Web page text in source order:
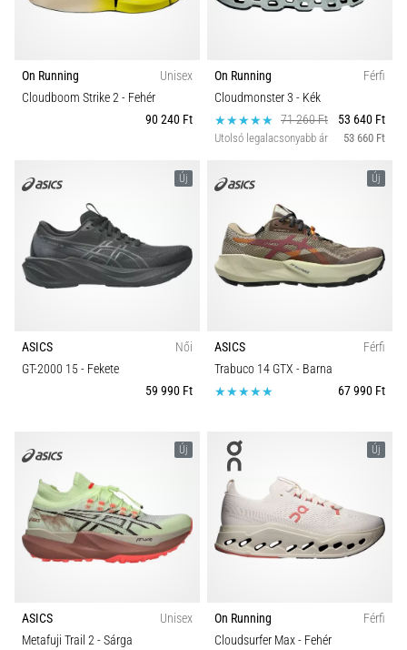
On Running
Unisex
Cloudboom Strike 2- Fehér
90 240 Ft
On Running
Férfi
Cloudmonster 3 - Kék
71 260 Ft
53 640 Ft
Utolsó legalacsonyabb ár 53 660 Ft
Új
ASICS
Női
GT-2000 15- Fekete
59 990 Ft
Új
ASICS
Férfi
Trabuco 14 GTX - Barna
67 990 Ft
Új
ASICS
Unisex
Metafuji Trail 2- Sárga
Új
On Running
Férfi
Cloudsurfer Max- Fehér